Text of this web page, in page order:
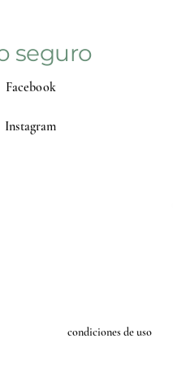
Facebook
Instagram
seguro
condiciones de uso